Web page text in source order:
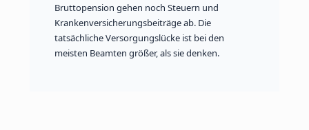
Bruttopension gehen noch Steuern und
Krankenversicherungsbeiträge ab. Die
tatsächliche Versorgungslücke ist bei den
meisten Beamten größer, als sie denken.